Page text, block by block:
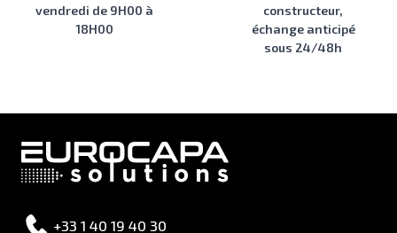
vendredi de 9H00 à
18H00
constructeur,
échange anticipé
sous 24/48h
+33 1 40 19 40 30